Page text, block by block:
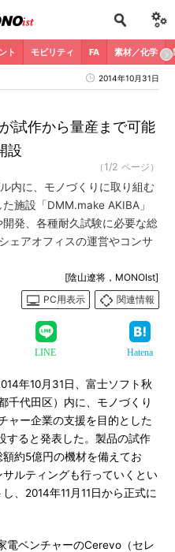
ト モビリティ FA 素材／化学
2014年10月31日
試作から量産まで可能
設
（1/2 ページ）
内に、モノづくりに取り組む
施設「DMM.make AKIBA」
発、各種耐久試験に必要な総
ェアオフィスの運営やコンサ
[陰山遼将，MONOIst]
PC用表示
関連情報
LINE Hatena
年10月31日、富士ソフト秋
千代田区）内に、モノづくり
ャー企業の支援を目的とした
すると発表した。製品の試作
約5億円の機材を備えてお
ルティングも行っていくとい
、2014年11月11日から正式に
ベンチャーのCerevo（セレ